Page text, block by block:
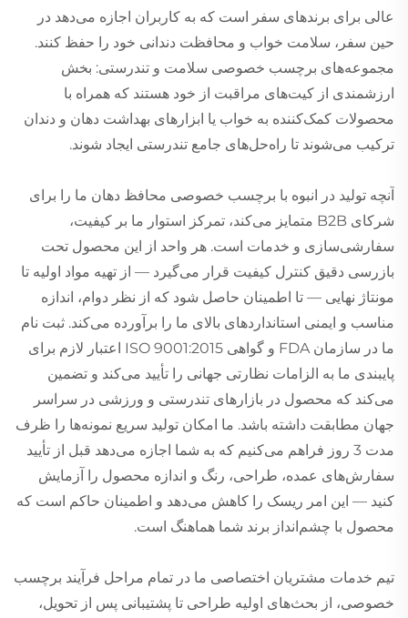
عالی برای برندهای سفر است که به کاربران اجازه می‌دهد در
حین سفر، سلامت خواب و محافظت دندانی خود را حفظ کنند.
مجموعه‌های برچسب خصوصی سلامت و تندرستی: بخش
ارزشمندی از کیت‌های مراقبت از خود هستند که همراه با
محصولات کمک‌کننده به خواب یا ابزارهای بهداشت دهان و دندان
ترکیب می‌شوند تا راه‌حل‌های جامع تندرستی ایجاد شوند.
آنچه تولید در انبوه با برچسب خصوصی محافظ دهان ما را برای
شرکای B2B متمایز می‌کند، تمرکز استوار ما بر کیفیت،
سفارشی‌سازی و خدمات است. هر واحد از این محصول تحت
بازرسی دقیق کنترل کیفیت قرار می‌گیرد — از تهیه مواد اولیه تا
مونتاژ نهایی — تا اطمینان حاصل شود که از نظر دوام، اندازه
مناسب و ایمنی استانداردهای بالای ما را برآورده می‌کند. ثبت نام
ما در سازمان FDA و گواهی ISO 9001:2015 اعتبار لازم برای
پایبندی ما به الزامات نظارتی جهانی را تأیید می‌کند و تضمین
می‌کند که محصول در بازارهای تندرستی و ورزشی در سراسر
جهان مطابقت داشته باشد. ما امکان تولید سریع نمونه‌ها را ظرف
مدت 3 روز فراهم می‌کنیم که به شما اجازه می‌دهد قبل از تأیید
سفارش‌های عمده، طراحی، رنگ و اندازه محصول را آزمایش
کنید — این امر ریسک را کاهش می‌دهد و اطمینان حاکم است که
محصول با چشم‌انداز برند شما هماهنگ است.
تیم خدمات مشتریان اختصاصی ما در تمام مراحل فرآیند برچسب
خصوصی، از بحث‌های اولیه طراحی تا پشتیبانی پس از تحویل،